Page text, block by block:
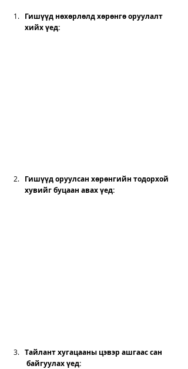
Гишүүд нөхөрлөлд хөрөнгө оруулалт
хийх үед:
Гишүүд оруулсан хөрөнгийн тодорхой
хувийг буцаан авах үед:
Тайлант хугацааны цэвэр ашгаас сан
байгуулах үед: